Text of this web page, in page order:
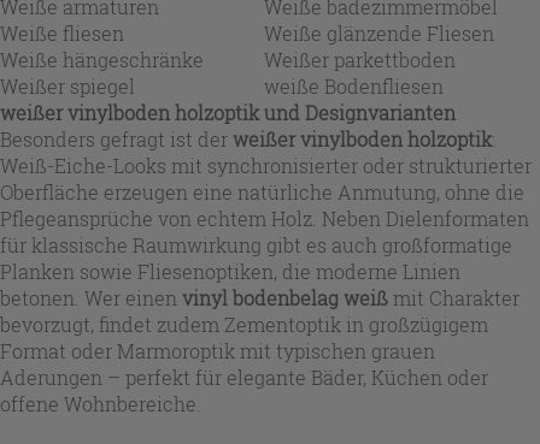
Weiße armaturen
Weiße badezimmermöbel
Weiße fliesen
Weiße glänzende Fliesen
Weiße hängeschränke
Weißer parkettboden
Weißer spiegel
weiße Bodenfliesen
weißer vinylboden holzoptik und Designvarianten
Besonders gefragt ist derweißer vinylboden holzoptik:
Weiß-Eiche-Looks mit synchronisierter oder strukturierter
Oberfläche erzeugen eine natürliche Anmutung, ohne die
Pflegeansprüche von echtem Holz. Neben Dielenformaten
für klassische Raumwirkung gibt es auch großformatige
Planken sowie Fliesenoptiken, die moderne Linien
betonen. Wer einen vinyl bodenbelag weißmit Charakter
bevorzugt, findet zudem Zementoptik in großzügigem
Format oder Marmoroptik mit typischen grauen
Aderungen – perfekt für elegante Bäder, Küchen oder
offene Wohnbereiche.